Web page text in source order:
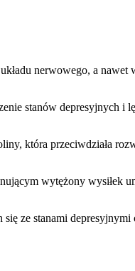
nerwowego, a
stanów
która przeciwdziała
wytężony wysiłek
ze stanami depresyjnymi